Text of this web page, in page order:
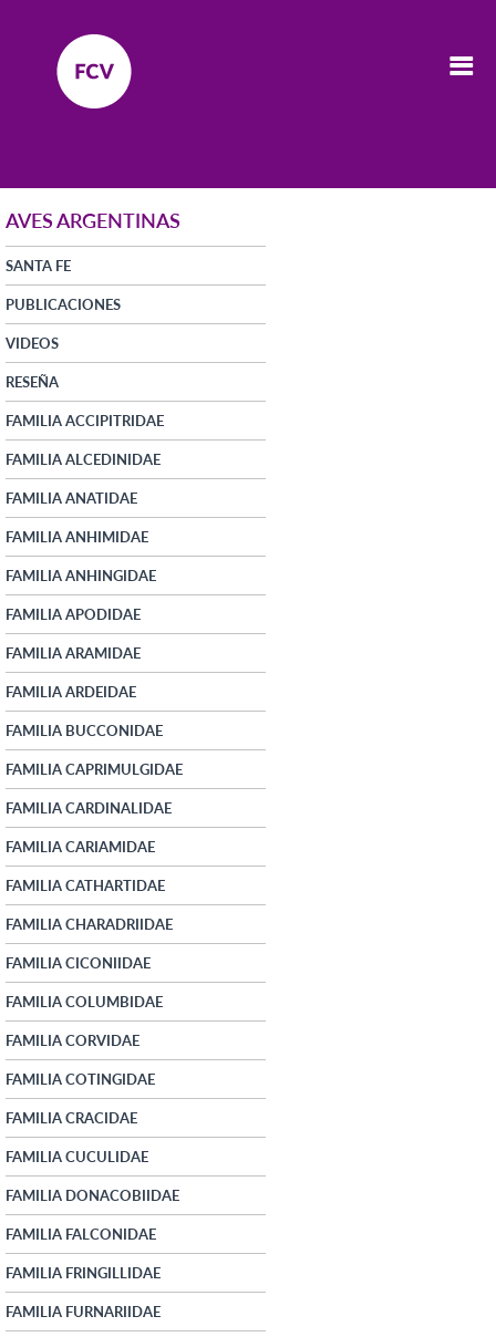
AVES ARGENTINAS
SANTA FE
PUBLICACIONES
VIDEOS
RESEÑA
FAMILIA ACCIPITRIDAE
FAMILIA ALCEDINIDAE
FAMILIA ANATIDAE
FAMILIA ANHIMIDAE
FAMILIA ANHINGIDAE
FAMILIA APODIDAE
FAMILIA ARAMIDAE
FAMILIA ARDEIDAE
FAMILIA BUCCONIDAE
FAMILIA CAPRIMULGIDAE
FAMILIA CARDINALIDAE
FAMILIA CARIAMIDAE
FAMILIA CATHARTIDAE
FAMILIA CHARADRIIDAE
FAMILIA CICONIIDAE
FAMILIA COLUMBIDAE
FAMILIA CORVIDAE
FAMILIA COTINGIDAE
FAMILIA CRACIDAE
FAMILIA CUCULIDAE
FAMILIA DONACOBIIDAE
FAMILIA FALCONIDAE
FAMILIA FRINGILLIDAE
FAMILIA FURNARIIDAE